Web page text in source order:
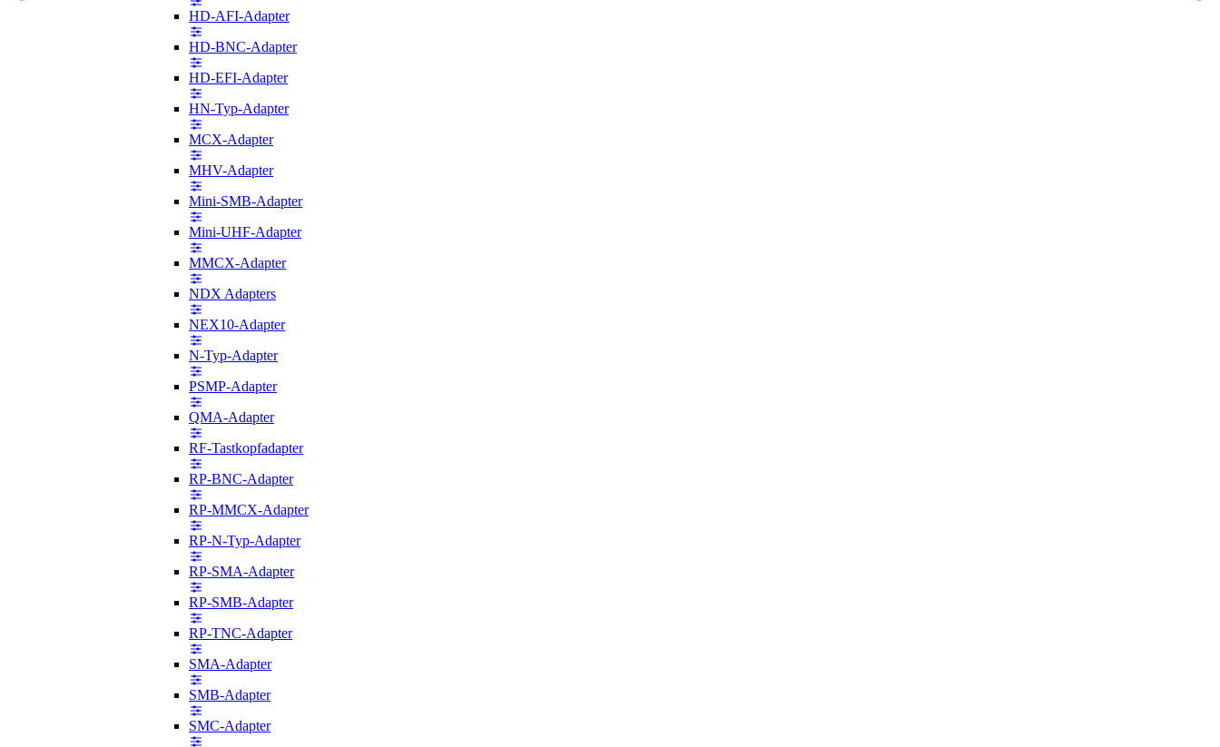
HD-AFI-Adapter
HD-BNC-Adapter
HD-EFI-Adapter
HN-Typ-Adapter
MCX-Adapter
MHV-Adapter
Mini-SMB-Adapter
Mini-UHF-Adapter
MMCX-Adapter
NDX Adapters
NEX10-Adapter
N-Typ-Adapter
PSMP-Adapter
QMA-Adapter
RF-Tastkopfadapter
RP-BNC-Adapter
RP-MMCX-Adapter
RP-N-Typ-Adapter
RP-SMA-Adapter
RP-SMB-Adapter
RP-TNC-Adapter
SMA-Adapter
SMB-Adapter
SMC-Adapter